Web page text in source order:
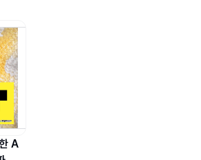
관리하는 ucloud server와 storage의 복합
부의 튜닝
A